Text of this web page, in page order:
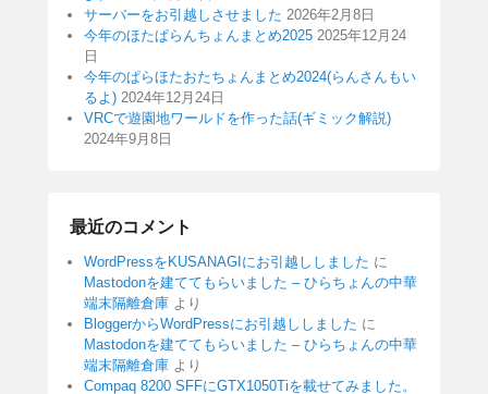
サーバーをお引越しさせました 2026年2月8日
今年のほたぱらんちょんまとめ2025 2025年12月24
日
今年のぱらほたおたちょんまとめ2024(らんさんもい
るよ) 2024年12月24日
VRCで遊園地ワールドを作った話(ギミック解説)
2024年9月8日
最近のコメント
WordPressをKUSANAGIにお引越ししました に
Mastodonを建ててもらいました – ひらちょんの中華
端末隔離倉庫 より
BloggerからWordPressにお引越ししました に
Mastodonを建ててもらいました – ひらちょんの中華
端末隔離倉庫 より
Compaq 8200 SFFにGTX1050Tiを載せてみました。